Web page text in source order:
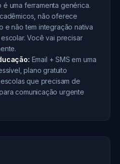
uma ferramenta genérica.
não oferece
e não tem integração nativa
Você vai precisar
Email + SMS em uma
plano gratuito
que precisam de
comunicação urgente